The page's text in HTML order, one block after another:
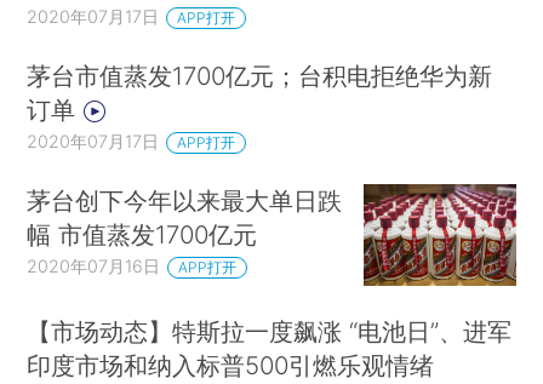
2020年07月17日 APP打开
茅台市值蒸发1700亿元；台积电拒绝华为新
订单
2020年07月17日 APP打开
茅台创下今年以来最大单日跌
幅 市值蒸发1700亿元
2020年07月16日 APP打开
【市场动态】特斯拉一度飙涨 “电池日”、进军
印度市场和纳入标普500引燃乐观情绪